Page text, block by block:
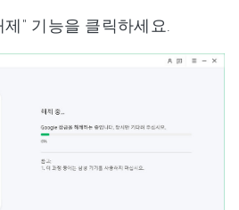
제" 기능을 클릭하세요.